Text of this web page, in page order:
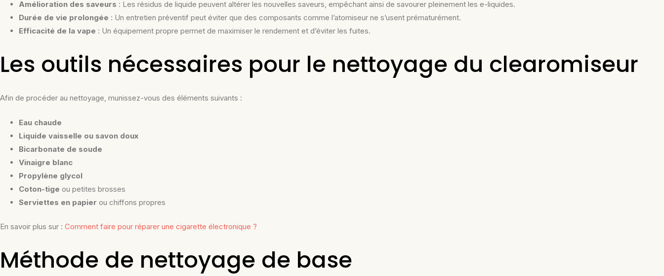
Amélioration des saveurs : Les résidus de liquide peuvent altérer les nouvelles saveurs, empêchant ainsi de savourer pleinement les e-liquides.
Durée de vie prolongée : Un entretien préventif peut éviter que des composants comme l’atomiseur ne s’usent prématurément.
Efficacité de la vape : Un équipement propre permet de maximiser le rendement et d’éviter les fuites.
Les outils nécessaires pour le nettoyage du clearomiseur
Afin de procéder au nettoyage, munissez-vous des éléments suivants :
Eau chaude
Liquide vaisselle ou savon doux
Bicarbonate de soude
Vinaigre blanc
Propylène glycol
Coton-tige ou petites brosses
Serviettes en papier ou chiffons propres
En savoir plus sur : Comment faire pour réparer une cigarette électronique ?
Méthode de nettoyage de base